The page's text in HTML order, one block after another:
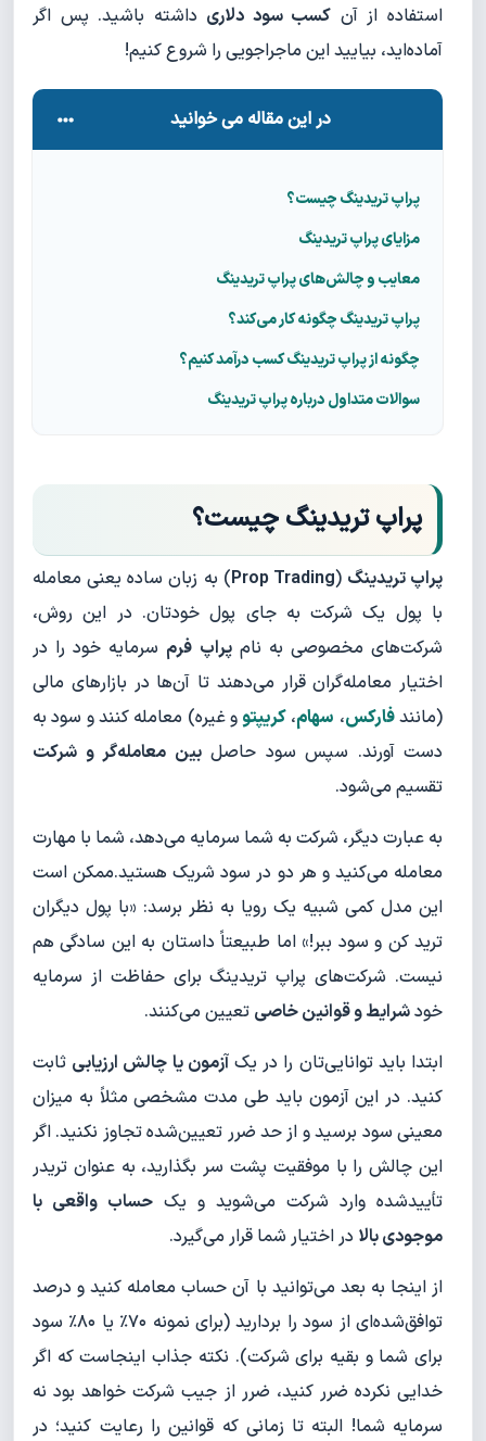
استفاده از آن کسب سود دلاری داشته باشید. پس اگر
آماده‌اید، بیایید این ماجراجویی را شروع کنیم!
در این مقاله می خوانید
پراپ تریدینگ چیست؟
مزایای پراپ تریدینگ
معایب و چالش‌های پراپ تریدینگ
پراپ تریدینگ چگونه کار می‌کند؟
چگونه از پراپ تریدینگ کسب درآمد کنیم؟
سوالات متداول درباره پراپ تریدینگ
پراپ تریدینگ چیست؟
پراپ تریدینگ (
Prop Trading) به زبان ساده یعنی معامله
با پول یک شرکت به جای پول خودتان. در این روش،
شرکت‌های مخصوصی به نامپراپ فرم سرمایه خود را در
اختیار معامله‌گران قرار می‌دهند تا آن‌ها در بازارهای مالی
(مانندفارکس، سهام، کریپتوو غیره) معامله کنند و سود به
دست آورند. سپس سود حاصلبین معامله‌گر و شرکت
تقسیم می‌شود.
به عبارت دیگر، شرکت به شما سرمایه می‌دهد، شما با مهارت
معامله می‌کنید و هر دو در سود شریک هستید.ممکن است
این مدل کمی شبیه یک رویا به نظر برسد: «با پول دیگران
ترید کن و سود ببر!» اما طبیعتاً داستان به این سادگی هم
نیست. شرکت‌های پراپ تریدینگ برای حفاظت از سرمایه
خودشرایط و قوانین خاصی تعیین می‌کنند.
ابتدا باید توانایی‌تان را در یکآزمون یا چالش ارزیابی ثابت
کنید. در این آزمون باید طی مدت مشخصی مثلاً به میزان
معینی سود برسید و از حد ضرر تعیین‌شده تجاوز نکنید. اگر
این چالش را با موفقیت پشت سر بگذارید، به عنوان تریدر
تأیید‌شده وارد شرکت می‌شوید و یک حساب واقعی با
موجودی بالا در اختیار شما قرار می‌گیرد.
از اینجا به بعد می‌توانید با آن حساب معامله کنید و درصد
توافق‌شده‌ای از سود را بردارید (برای نمونه ۷۰٪ یا ۸۰٪ سود
برای شما و بقیه برای شرکت). نکته جذاب اینجاست که اگر
خدایی نکرده ضرر کنید، ضرر از جیب شرکت خواهد بود نه
سرمایه شما! البته تا زمانی که قوانین را رعایت کنید؛ در